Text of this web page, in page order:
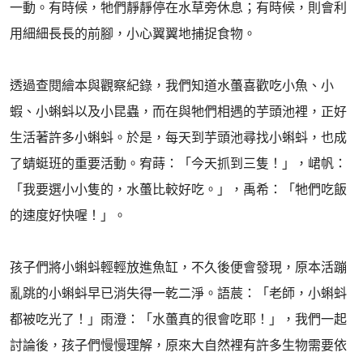
一動。有時候，牠們靜靜停在水草旁休息；有時候，則會利
用細細長長的前腳，小心翼翼地捕捉食物。
透過查閱繪本與觀察紀錄，我們知道水蠆喜歡吃小魚、小
蝦、小蝌蚪以及小昆蟲，而在與牠們相遇的芋頭池裡，正好
生活著許多小蝌蚪。於是，每天到芋頭池尋找小蝌蚪，也成
了蜻蜓班的重要活動。宥蒔：「今天抓到三隻！」，峮帆：
「我要選小小隻的，水蠆比較好吃。」，禹希：「牠們吃飯
的速度好快喔！」。
孩子們將小蝌蚪輕輕放進魚缸，不久後便會發現，原本活蹦
亂跳的小蝌蚪早已消失得一乾二淨。語莀：「老師，小蝌蚪
都被吃光了！」雨澄：「水蠆真的很會吃耶！」，我們一起
討論後，孩子們慢慢理解，原來大自然裡有許多生物需要依